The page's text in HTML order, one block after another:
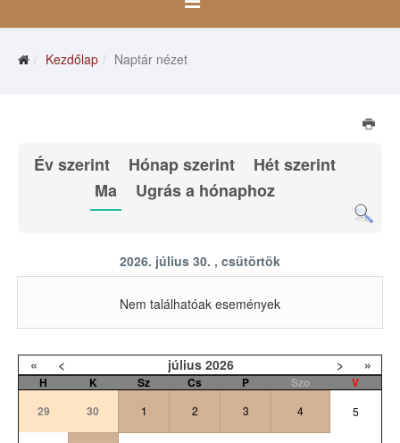
Kezdőlap Naptár nézet
Év szerint Hónap szerint
Hét szerint
Ma
Ugrás a hónaphoz
2026. július 30. , csütörtök
Nem találhatóak események
« < július 2026 > »
H K Sz Cs P Szo
V
29
30 1 2 3 4 5